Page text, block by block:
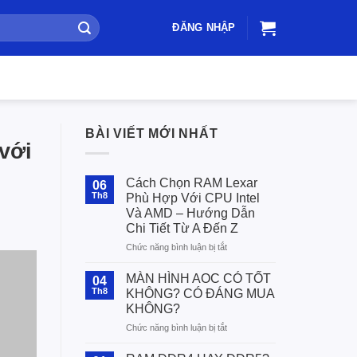
ĐĂNG NHẬP
BÀI VIẾT MỚI NHẤT
06
Th8
Cách Chọn RAM Lexar
Phù Hợp Với CPU Intel
Và AMD – Hướng Dẫn
Chi Tiết Từ A Đến Z
Chức năng bình luận bị tắtở
Chọn
RAM
Lexar
Hợp
CPU
04
Th8
MÀN HÌNH AOC CÓ TỐT
KHÔNG? CÓ ĐÁNG MUA
KHÔNG?
Chức năng bình luận bị tắtở
HÌNH